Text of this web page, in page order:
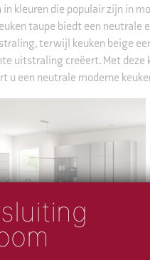
kleuren die populair zijn in
taupe biedt een neutrale
terwijl keuken beige
uitstraling creëert. Met deze
u een neutrale moderne